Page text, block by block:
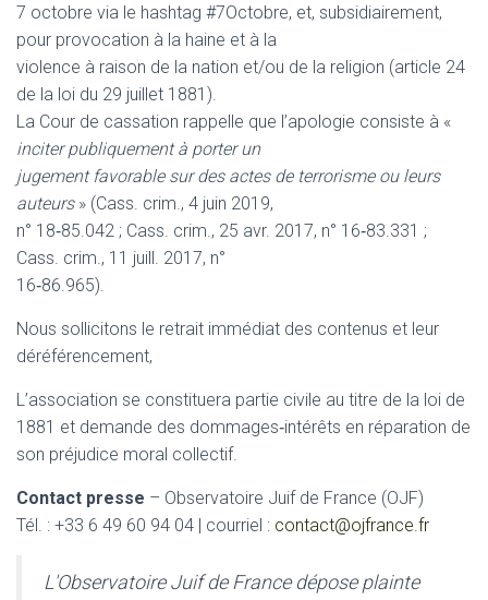
7 octobre via le hashtag #7Octobre, et, subsidiairement,
pour provocation à la haine et à la
violence à raison de la nation et/ou de la religion (article 24
de la loi du 29 juillet 1881).
La Cour de cassation rappelle que l’apologie consiste à «
inciter publiquement à porter un
jugement favorable sur des actes de terrorisme ou leurs
auteurs » (Cass. crim., 4 juin 2019,
n° 18‑85.042 ; Cass. crim., 25 avr. 2017, n° 16‑83.331 ;
Cass. crim., 11 juill. 2017, n°
16‑86.965).
Nous sollicitons le retrait immédiat des contenus et leur
déréférencement,
L’association se constituera partie civile au titre de la loi de
1881 et demande des dommages‑intérêts en réparation de
son préjudice moral collectif.
Contact presse – Observatoire Juif de France (OJF)
Tél. : +33 6 49 60 94 04 | courriel : contact@ojfrance.fr
L'Observatoire Juif de France dépose plainte